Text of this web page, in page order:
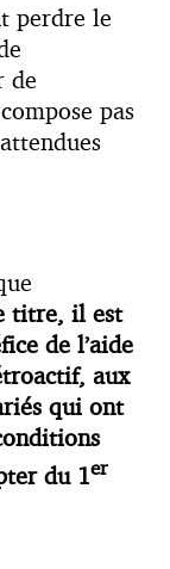
perdre le
de
pas
titre, il est
de l’aide
aux
qui ont
du 1er